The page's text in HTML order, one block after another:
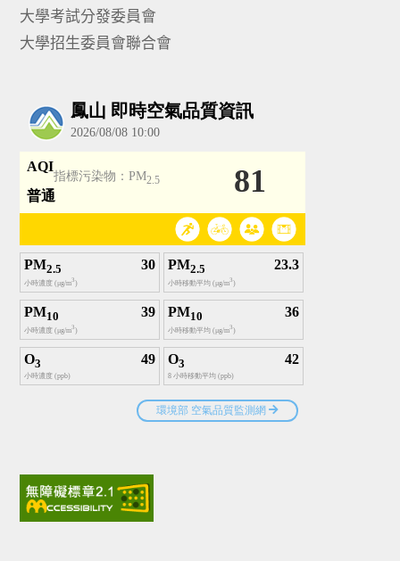
大學考試分發委員會
大學招生委員會聯合會